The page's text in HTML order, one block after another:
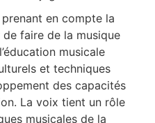
prenant en compte la
faire de la musique
musicale
et techniques
des capacités
La voix tient un rôle
musicales de la